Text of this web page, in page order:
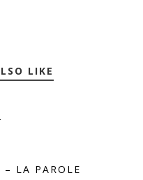
LIKE
– LA PAROLE